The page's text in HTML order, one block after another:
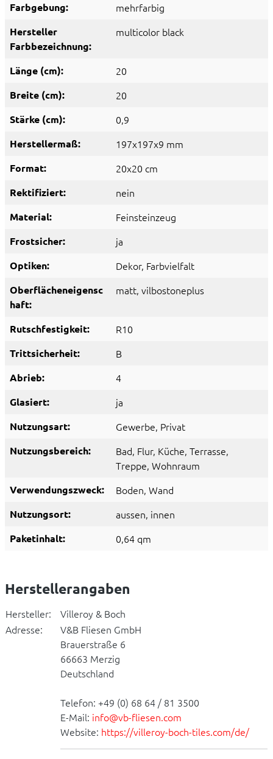
Farbgebung: mehrfarbig
Hersteller
Farbbezeichnung:
multicolor black
Länge (cm): 20
Breite (cm): 20
Stärke (cm): 0,9
Herstellermaß: 197x197x9 mm
Format: 20x20 cm
Rektifiziert: nein
Material: Feinsteinzeug
Frostsicher: ja
Optiken: Dekor, Farbvielfalt
Oberflächeneigensc
haft:
matt, vilbostoneplus
Rutschfestigkeit: R10
Trittsicherheit: B
Abrieb: 4
Glasiert: ja
Nutzungsart: Gewerbe, Privat
Nutzungsbereich: Bad, Flur, Küche, Terrasse,
Treppe, Wohnraum
Verwendungszweck: Boden, Wand
Nutzungsort: aussen, innen
Paketinhalt: 0,64 qm
Herstellerangaben
Hersteller:
Villeroy & Boch
Adresse:
V&B Fliesen GmbH
Brauerstraße 6
66663 Merzig
Deutschland
Telefon: +49 (0) 68 64 / 81 3500
E-Mail: info@vb-fliesen.com
Website: https://villeroy-boch-tiles.com/de/